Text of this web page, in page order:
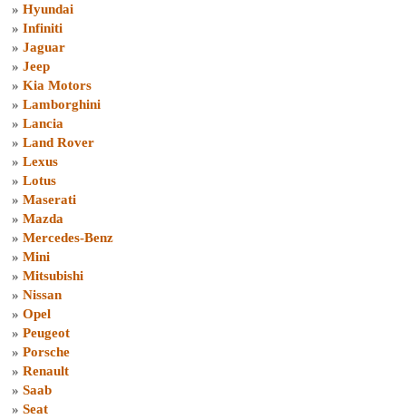
» Hyundai
» Infiniti
» Jaguar
» Jeep
» Kia Motors
» Lamborghini
» Lancia
» Land Rover
» Lexus
» Lotus
» Maserati
» Mazda
» Mercedes-Benz
» Mini
» Mitsubishi
» Nissan
» Opel
» Peugeot
» Porsche
» Renault
» Saab
» Seat